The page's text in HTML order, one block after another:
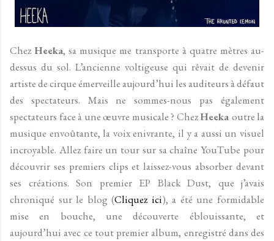
Chez Heeka, sa musique me transporte à quatre mètres au-
dessus du sol. L’ancienne voltigeuse qui rêvait de devenir
artiste de cirque émerveille aujourd’hui les auditeurs à défaut
des spectateurs. Mais ne sommes-nous pas également
spectateurs face à une œuvre musicale ? ChezHeeka outre la
musique envoûtante, la voix enivrante, il y a aussi un visuel
incroyable. Allez faire un tour sur sa chaîne YouTube pour
découvrir ses premiers clips et laissez-vous absorber devant
ses créations. Son premier EP Black Dust, que j’avais
chroniqué sur le blog (Cliquez ici), a été une formidable
mise en bouche, une découverte éblouissante, et
aujourd’hui avec ce tout premier album, enregistré dans des